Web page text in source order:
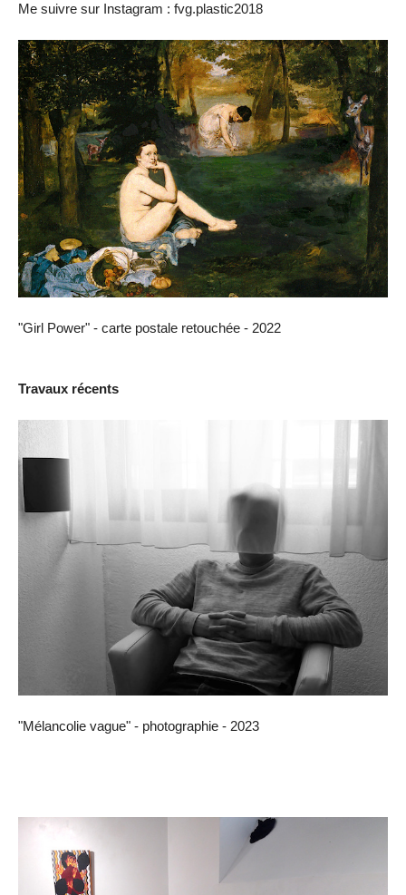
Me suivre sur Instagram : fvg.plastic2018
"Girl Power" - carte postale retouchée - 2022
Travaux récents
"Mélancolie vague" - photographie - 2023